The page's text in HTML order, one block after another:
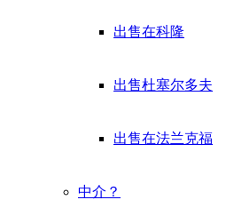
出售在科隆
出售杜塞尔多夫
出售在法兰克福
中介？